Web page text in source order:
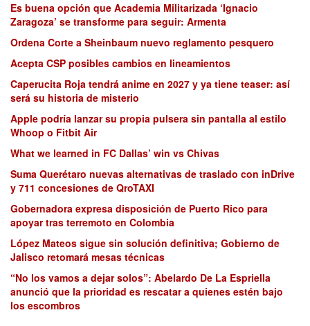
Es buena opción que Academia Militarizada ‘Ignacio
Zaragoza’ se transforme para seguir: Armenta
Ordena Corte a Sheinbaum nuevo reglamento pesquero
Acepta CSP posibles cambios en lineamientos
Caperucita Roja tendrá anime en 2027 y ya tiene teaser: así
será su historia de misterio
Apple podría lanzar su propia pulsera sin pantalla al estilo
Whoop o Fitbit Air
What we learned in FC Dallas’ win vs Chivas
Suma Querétaro nuevas alternativas de traslado con inDrive
y 711 concesiones de QroTAXI
Gobernadora expresa disposición de Puerto Rico para
apoyar tras terremoto en Colombia
López Mateos sigue sin solución definitiva; Gobierno de
Jalisco retomará mesas técnicas
“No los vamos a dejar solos”: Abelardo De La Espriella
anunció que la prioridad es rescatar a quienes estén bajo
los escombros